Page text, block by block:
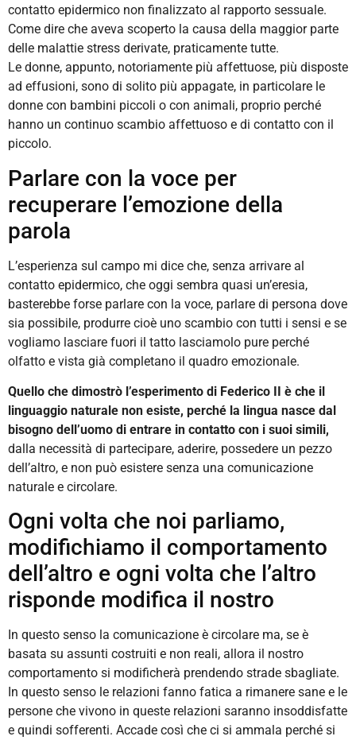
contatto epidermico non finalizzato al rapporto sessuale.
Come dire che aveva scoperto la causa della maggior parte
delle malattie stress derivate, praticamente tutte.
Le donne, appunto, notoriamente più affettuose, più disposte
ad effusioni, sono di solito più appagate, in particolare le
donne con bambini piccoli o con animali, proprio perché
hanno un continuo scambio affettuoso e di contatto con il
piccolo.
Parlare con la voce per
recuperare l’emozione della
parola
L’esperienza sul campo mi dice che, senza arrivare al
contatto epidermico, che oggi sembra quasi un’eresia,
basterebbe forse parlare con la voce, parlare di persona dove
sia possibile, produrre cioè uno scambio con tutti i sensi e se
vogliamo lasciare fuori il tatto lasciamolo pure perché
olfatto e vista già completano il quadro emozionale.
Quello che dimostrò l’esperimento di Federico II è che il
linguaggio naturale non esiste, perché la lingua nasce dal
bisogno dell’uomo di entrare in contatto con i suoi simili,
dalla necessità di partecipare, aderire, possedere un pezzo
dell’altro, e non può esistere senza una comunicazione
naturale e circolare.
Ogni volta che noi parliamo,
modifichiamo il comportamento
dell’altro e ogni volta che l’altro
risponde modifica il nostro
In questo senso la comunicazione è circolare ma, se è
basata su assunti costruiti e non reali, allora il nostro
comportamento si modificherà prendendo strade sbagliate.
In questo senso le relazioni fanno fatica a rimanere sane e le
persone che vivono in queste relazioni saranno insoddisfatte
e quindi sofferenti. Accade così che ci si ammala perché si